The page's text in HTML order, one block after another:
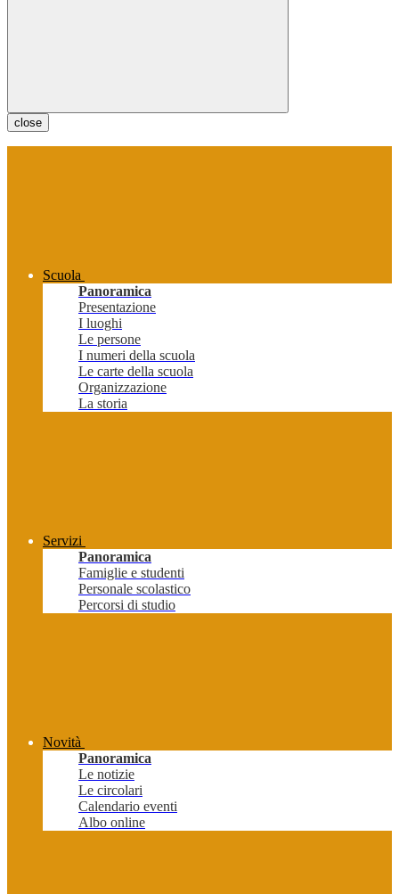
close
Scuola
Panoramica
Presentazione
I luoghi
Le persone
I numeri della scuola
Le carte della scuola
Organizzazione
La storia
Servizi
Panoramica
Famiglie e studenti
Personale scolastico
Percorsi di studio
Novità
Panoramica
Le notizie
Le circolari
Calendario eventi
Albo online